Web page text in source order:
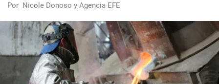
Por Nicole Donoso y Agencia EFE